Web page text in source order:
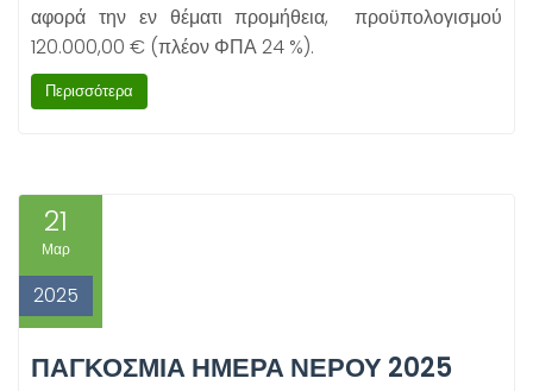
αφορά την εν θέματι προμήθεια, προϋπολογισμού
120.000,00 € (πλέον ΦΠΑ 24 %).
Περισσότερα
21
Μαρ
2025
ΠΑΓΚΟΣΜΙΑ ΗΜΕΡΑ ΝΕΡΟΥ 2025